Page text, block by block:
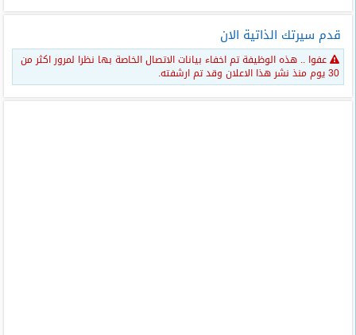
قدم سيرتك الذاتية الان
عفوا .. هذه الوظيفة تم اخفاء بيانات الاتصال الخاصة بها نظرا لمرور اكثر من
30 يوم منذ نشر هذا الاعلان وقد تم ارشفته.